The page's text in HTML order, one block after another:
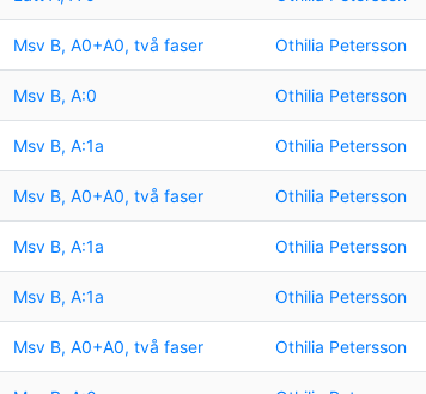
Msv B, A0+A0, två faser Othilia Petersson
Msv B, A:0 Othilia Petersson
Msv B, A:1a Othilia Petersson
Msv B, A0+A0, två faser Othilia Petersson
Msv B, A:1a Othilia Petersson
Msv B, A:1a Othilia Petersson
Msv B, A0+A0, två faser Othilia Petersson